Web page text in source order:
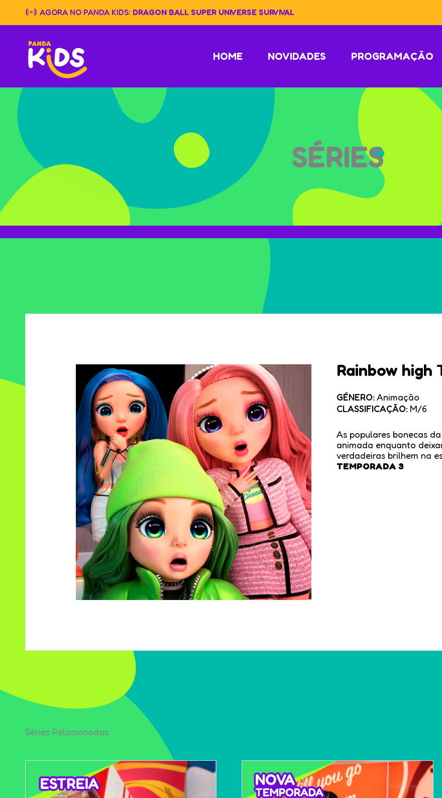
content
AGORA NO PANDA KIDS: DRAGON BALL SUPER UNIVERSE SURVIVAL
HOME NOVIDADES PROGRAMAÇÃO
SÉRIES
Rainbow high
GÉNERO: Animação
CLASSIFICAÇÃO: M/6
As populares bonecas
animada enquanto
verdadeiras brilhem na
TEMPORADA 3
Séries Relacionadas